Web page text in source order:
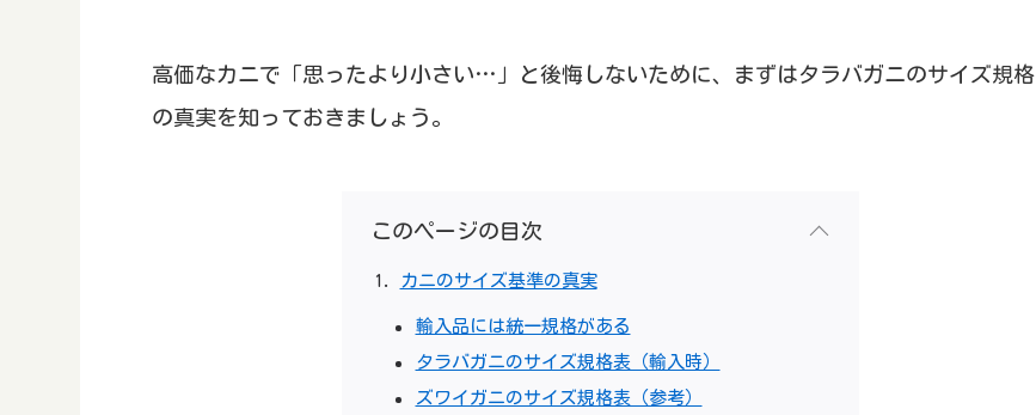
高価なカニで「思ったより小さい…」と後悔しないために、まずはタラバガニのサイズ規格
の真実を知っておきましょう。
このページの目次
カニのサイズ基準の真実
輸入品には統一規格がある
タラバガニのサイズ規格表（輸入時）
ズワイガニのサイズ規格表（参考）